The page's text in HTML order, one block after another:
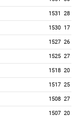
1531 28
1530 17
1527 26
1525 27
1518 20
1517 25
1508 27
1507 20